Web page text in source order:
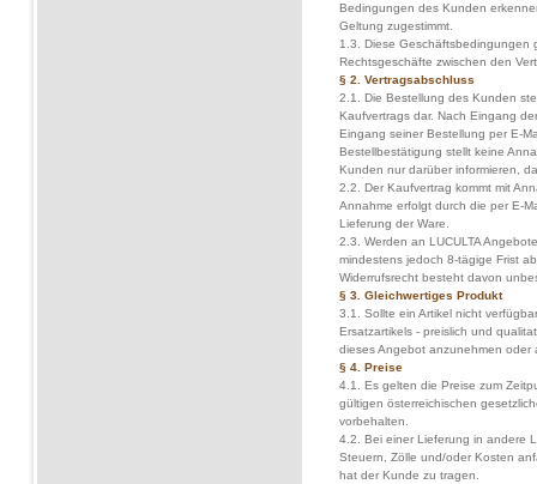
Bedingungen des Kunden
Geltung zugestimmt.
1.3. Diese Geschäftsbedingungen
Rechtsgeschäfte zwischen den
§ 2. Vertragsabschluss
2.1. Die Bestellung des Kunden
Kaufvertrags dar. Nach Eingang
Eingang seiner Bestellung per E-
Bestellbestätigung stellt keine
Kunden nur darüber informieren,
2.2. Der Kaufvertrag kommt mit
Annahme erfolgt durch die per E-
Lieferung der Ware.
2.3. Werden an LUCULTA
mindestens jedoch 8-tägige Frist
Widerrufsrecht besteht davon
§ 3. Gleichwertiges Produkt
3.1. Sollte ein Artikel nicht
Ersatzartikels - preislich und
dieses Angebot anzunehmen oder
§ 4. Preise
4.1. Es gelten die Preise zum
gültigen österreichischen
vorbehalten.
4.2. Bei einer Lieferung in andere
Steuern, Zölle und/oder Kosten
hat der Kunde zu tragen.